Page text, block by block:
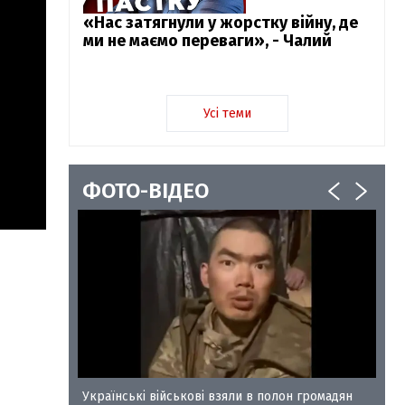
«Нас затягнули у жорстку війну, де
ми не маємо переваги», - Чалий
Усі теми
ФОТО-ВІДЕО
Українські військові взяли в полон громадян